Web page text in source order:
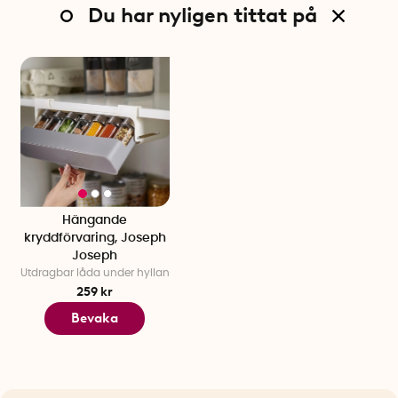
Du har nyligen tittat på
Hängande
kryddförvaring, Joseph
Joseph
Utdragbar låda under hyllan
259 kr
Bevaka